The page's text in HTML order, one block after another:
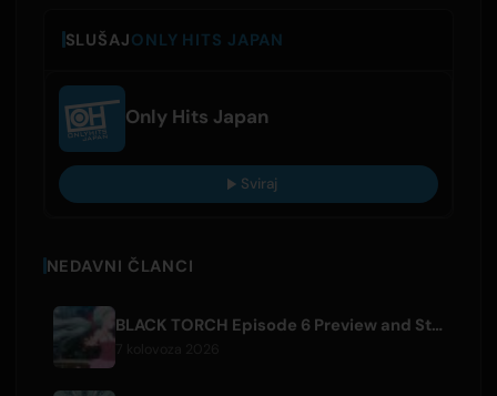
SLUŠAJONLY HITS JAPAN
Only Hits Japan
Sviraj
NEDAVNI ČLANCI
BLACK TORCH Episode 6 Preview and Streaming Details